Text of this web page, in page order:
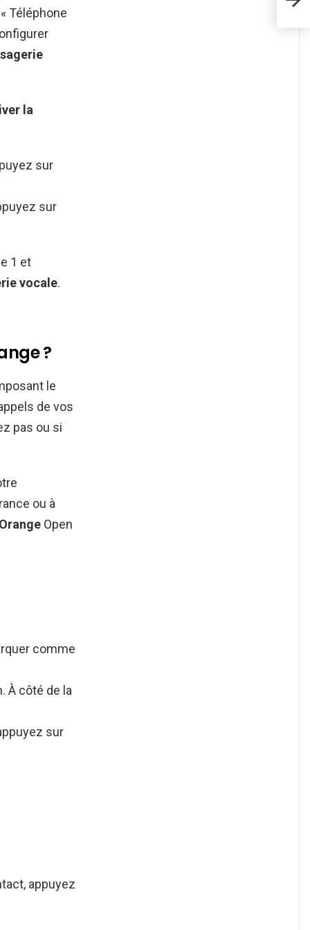
Téléphone
la
sur
sur
1 et
vocale.
?
le
de vos
pas ou si
ou à
Orange Open
comme
À côté de la
sur
appuyez